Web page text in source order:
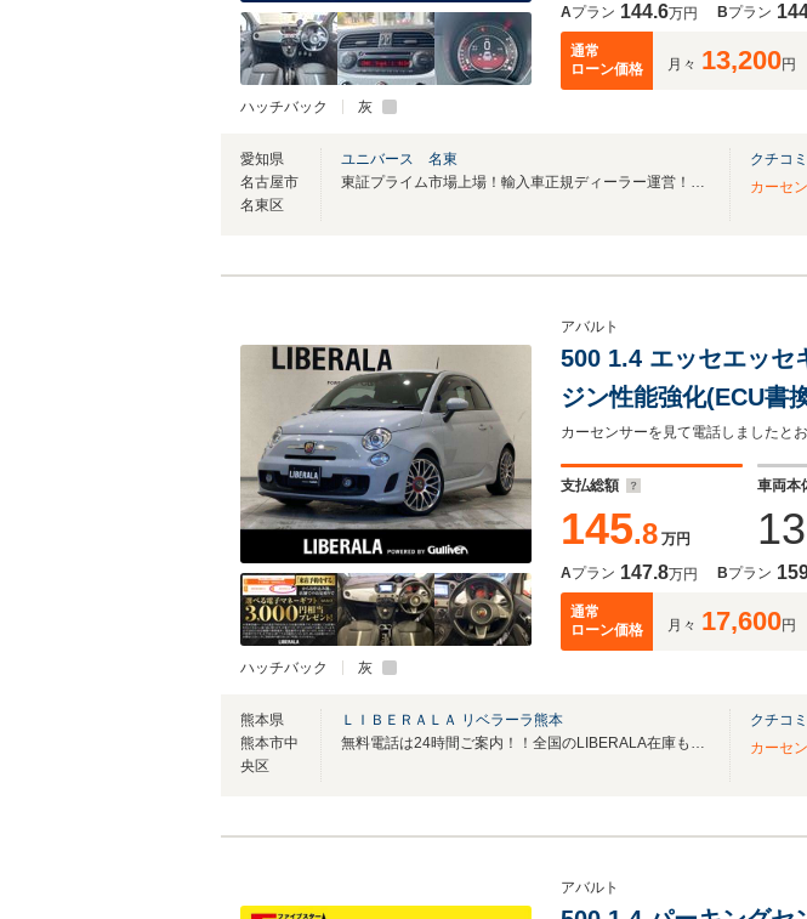
ハッチバック 灰
Aプラン 144.6万円 Bプラン
通常
ローン価格
月々 13,200円
愛知県
名古屋市
名東区
ユニバース 名東
東証プライム市場上場！輸入車正規ディーラー運営！グループ輸入車総在庫1,500台以上
クチコ
カーセ
ハッチバック 灰
アバルト
500 1.4 エッセエッセ
ジン性能強化(ECU書換160PS) 吸気系(BMC製ハイパ
ーナー) 足回り(ハイ
イト
支払総額
145.8 万円
車両本
Aプラン 147.8万円 Bプラン
通常
ローン価格
月々 17,600円
熊本県
熊本市中
央区
ＬＩＢＥＲＡＬＡ リベラーラ熊本
無料電話は24時間ご案内！！全国のLIBERALA在庫も見たい方は一括照会が可能です！
クチコ
カーセ
アバルト